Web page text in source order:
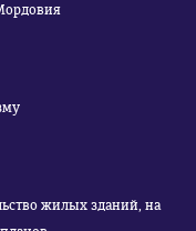
жилых зданий, на